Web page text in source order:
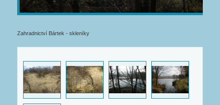
Zahradnictví Bártek - skleníky